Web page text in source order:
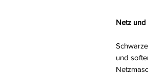
Netz
und